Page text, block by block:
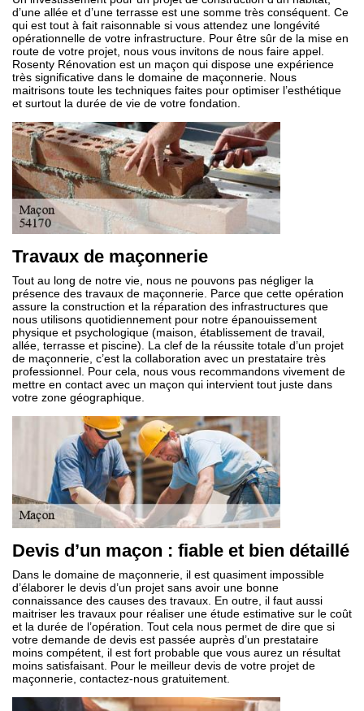
d’une allée et d’une terrasse est une somme très conséquent. Ce
qui est tout à fait raisonnable si vous attendez une longévité
opérationnelle de votre infrastructure. Pour être sûr de la mise en
route de votre projet, nous vous invitons de nous faire appel.
Rosenty Rénovation est un maçon qui dispose une expérience
très significative dans le domaine de maçonnerie. Nous
maitrisons toute les techniques faites pour optimiser l’esthétique
et surtout la durée de vie de votre fondation.
Travaux de maçonnerie
Tout au long de notre vie, nous ne pouvons pas négliger la
présence des travaux de maçonnerie. Parce que cette opération
assure la construction et la réparation des infrastructures que
nous utilisons quotidiennement pour notre épanouissement
physique et psychologique (maison, établissement de travail,
allée, terrasse et piscine). La clef de la réussite totale d’un projet
de maçonnerie, c’est la collaboration avec un prestataire très
professionnel. Pour cela, nous vous recommandons vivement de
mettre en contact avec un maçon qui intervient tout juste dans
votre zone géographique.
Devis d’un maçon : fiable et bien détaillé
Dans le domaine de maçonnerie, il est quasiment impossible
d’élaborer le devis d’un projet sans avoir une bonne
connaissance des causes des travaux. En outre, il faut aussi
maitriser les travaux pour réaliser une étude estimative sur le coût
et la durée de l’opération. Tout cela nous permet de dire que si
votre demande de devis est passée auprès d’un prestataire
moins compétent, il est fort probable que vous aurez un résultat
moins satisfaisant. Pour le meilleur devis de votre projet de
maçonnerie, contactez-nous gratuitement.